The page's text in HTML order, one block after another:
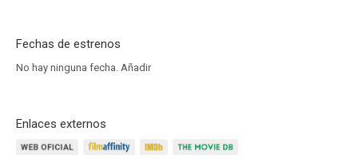
Fechas de estrenos
No hay ninguna fecha. Añadir
Enlaces externos